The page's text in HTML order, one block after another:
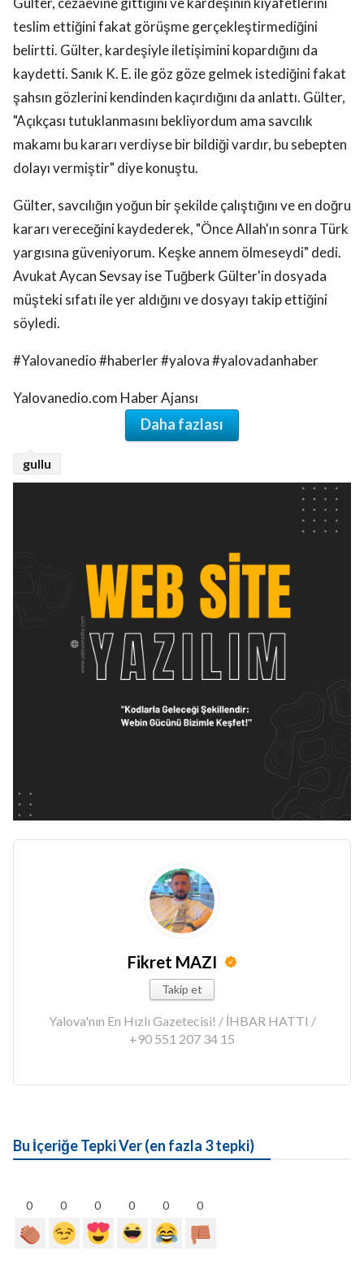
teslim ettiğini fakat görüşme gerçekleştirmediğini
belirtti. Gülter, kardeşiyle iletişimini kopardığını da
kaydetti. Sanık K. E. ile göz göze gelmek istediğini fakat
şahsın gözlerini kendinden kaçırdığını da anlattı. Gülter,
"Açıkçası tutuklanmasını bekliyordum ama savcılık
makamı bu kararı verdiyse bir bildiği vardır, bu sebepten
dolayı vermiştir" diye konuştu.
Gülter, savcılığın yoğun bir şekilde çalıştığını ve en doğru
kararı vereceğini kaydederek, "Önce Allah'ın sonra Türk
yargısına güveniyorum. Keşke annem ölmeseydi" dedi.
Avukat Aycan Sevsay ise Tuğberk Gülter'in dosyada
müşteki sıfatı ile yer aldığını ve dosyayı takip ettiğini
söyledi.
#Yalovanedio #haberler #yalova #yalovadanhaber
Yalovanedio.com Haber Ajansı
Daha fazlası
gullu
Fikret MAZI
Takip et
Yalova'nın En Hızlı Gazetecisi! / İHBAR HATTI /
+90 551 207 34 15
Bu İçeriğe Tepki Ver (en fazla 3 tepki)
0 0 0 0 0 0